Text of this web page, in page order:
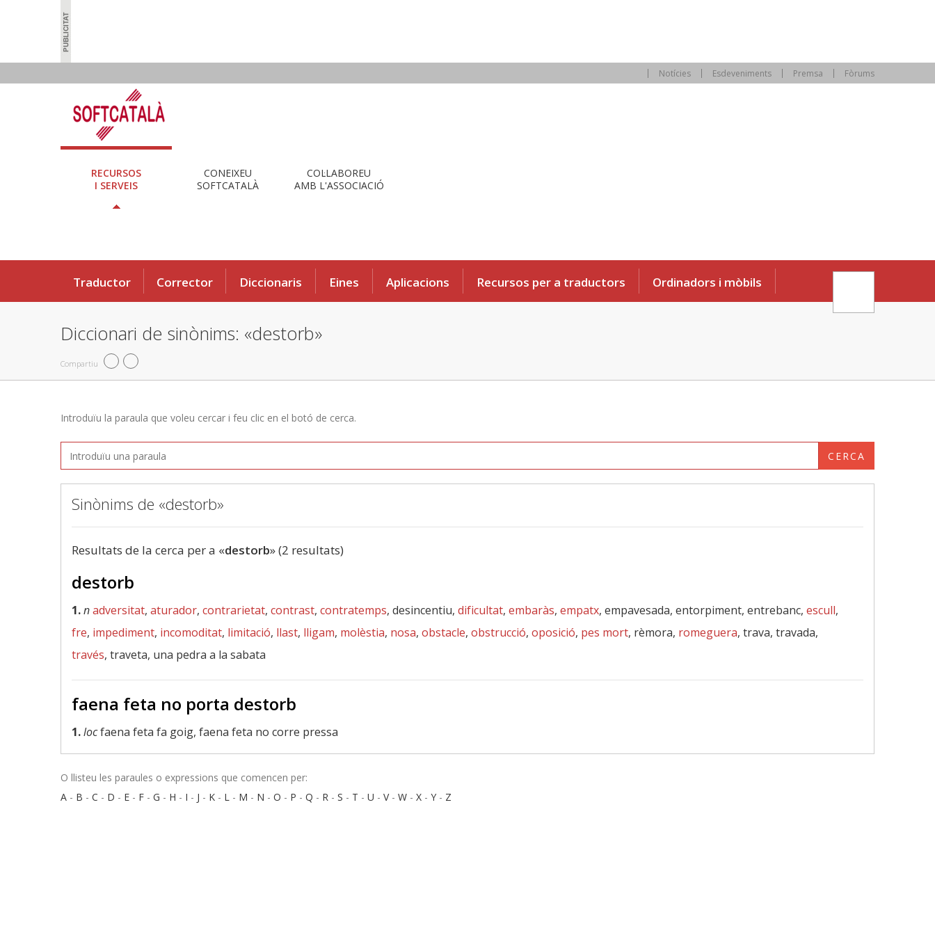
Notícies Esdeveniments Premsa Fòrums
RECURSOS
I SERVEIS
CONEIXEU
SOFTCATALÀ
COL·LABOREU
AMB L'ASSOCIACIÓ
Traductor Corrector Diccionaris Eines Aplicacions Recursos per a traductors Ordinadors i mòbils
Diccionari de sinònims: «destorb»
Compartiu
Introduïu la paraula que voleu cercar i feu clic en el botó de cerca.
CERCA
Sinònims de «destorb»
Resultats de la cerca per a «destorb» (2 resultats)
destorb
1.nadversitat, aturador, contrarietat, contrast, contratemps, desincentiu, dificultat, embaràs, empatx, empavesada, entorpiment, entrebanc, escull,
fre, impediment, incomoditat, limitació, llast, lligam, molèstia, nosa, obstacle, obstrucció, oposició, pes mort, rèmora, romeguera, trava, travada,
través, traveta, una pedra a la sabata
faena feta no porta destorb
1.locfaena feta fa goig, faena feta no corre pressa
O llisteu les paraules o expressions que comencen per:
A - B - C - D - E - F - G - H - I - J - K - L - M - N - O - P - Q - R - S - T - U - V- W - X - Y - Z